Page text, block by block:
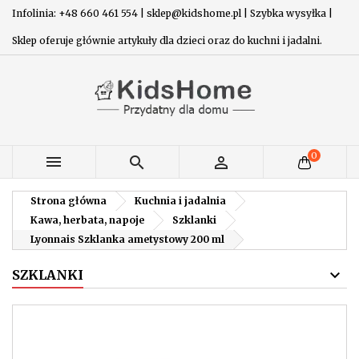
Infolinia: +48 660 461 554 | sklep@kidshome.pl | Szybka wysyłka |
Sklep oferuje głównie artykuły dla dzieci oraz do kuchni i jadalni.
   0
Strona główna
Kuchnia i jadalnia
Kawa, herbata, napoje
Szklanki
Lyonnais Szklanka ametystowy 200 ml
SZKLANKI